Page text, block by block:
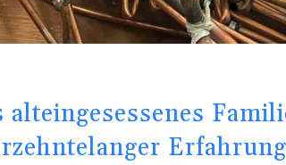
alteingesessenes